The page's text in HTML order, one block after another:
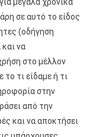
σε αυτό το είδος
(οδήγηση
να
στο μέλλον
τι είδαμε ή τι
στην
από την
και να αποκτήσει